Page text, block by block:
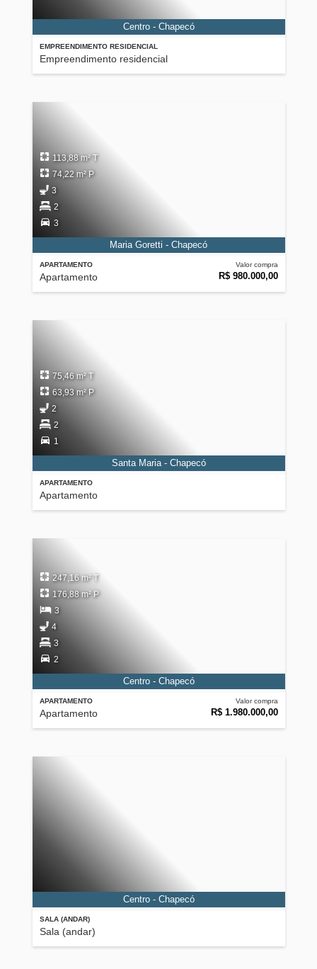
EMPREENDIMENTO RESIDENCIAL
Empreendimento residencial
Centro - Chapecó
APARTAMENTO
Apartamento
Valor compra
R$ 980.000,00
113,88 m² T
74,22 m² P
3
2
3
Maria Goretti - Chapecó
APARTAMENTO
Apartamento
75,46 m² T
63,93 m² P
2
2
1
Santa Maria - Chapecó
APARTAMENTO
Apartamento
Valor compra
R$ 1.980.000,00
247,16 m² T
176,88 m² P
3
4
3
2
Centro - Chapecó
SALA (ANDAR)
Sala (andar)
Centro - Chapecó